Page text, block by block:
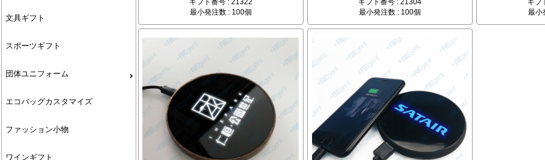
文具ギフト
スポーツギフト
団体ユニフォーム
エコバッグカスタマイズ
ファッション小物
ワインギフト
ギフト番号 : 21322
最小発注数 : 100個
ギフト番号 : 21304
最小発注数 : 100個
ギフ
最小